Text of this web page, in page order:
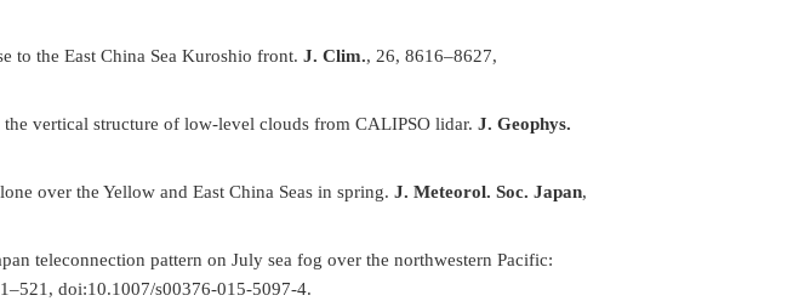
to the East China Sea Kuroshio front. J. Clim., 26, 8616–8627,
vertical structure of low-level clouds from CALIPSO lidar. J. Geophys.
over the Yellow and East China Seas in spring. J. Meteorol. Soc. Japan,
teleconnection pattern on July sea fog over the northwestern Pacific:
doi:10.1007/s00376-015-5097-4.